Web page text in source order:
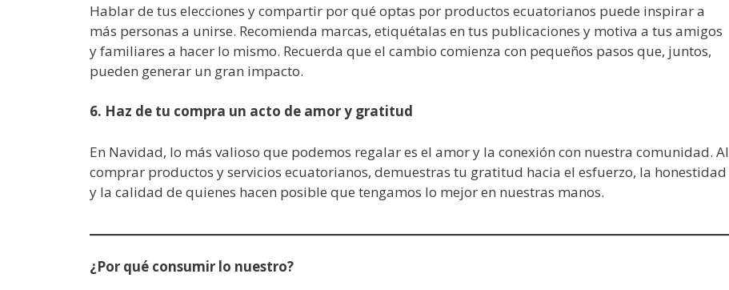
Hablar de tus elecciones y compartir por qué optas por productos ecuatorianos puede inspirar a
más personas a unirse. Recomienda marcas, etiquétalas en tus publicaciones y motiva a tus amigos
y familiares a hacer lo mismo. Recuerda que el cambio comienza con pequeños pasos que, juntos,
pueden generar un gran impacto.
6. Haz de tu compra un acto de amor y gratitud
En Navidad, lo más valioso que podemos regalar es el amor y la conexión con nuestra comunidad. Al
comprar productos y servicios ecuatorianos, demuestras tu gratitud hacia el esfuerzo, la honestidad
y la calidad de quienes hacen posible que tengamos lo mejor en nuestras manos.
¿Por qué consumir lo nuestro?